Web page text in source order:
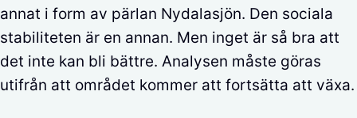
annat i form av pärlan Nydalasjön. Den sociala
stabiliteten är en annan. Men inget är så bra att
det inte kan bli bättre. Analysen måste göras
utifrån att området kommer att fortsätta att växa.